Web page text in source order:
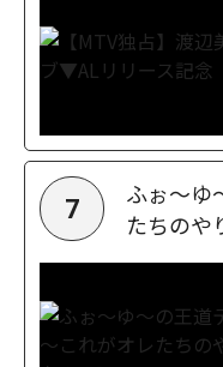
7
ふぉ～ゆ
たちのや